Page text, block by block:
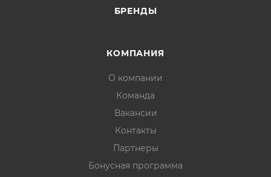
БРЕНДЫ
КОМПАНИЯ
О компании
Команда
Вакансии
Контакты
Партнеры
Бонусная программа